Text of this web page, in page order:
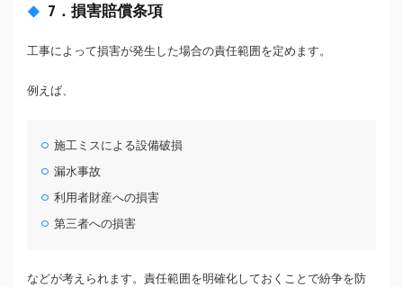
7．損害賠償条項
工事によって損害が発生した場合の責任範囲を定めます。
例えば、
施工ミスによる設備破損
漏水事故
利用者財産への損害
第三者への損害
などが考えられます。責任範囲を明確化しておくことで紛争を防